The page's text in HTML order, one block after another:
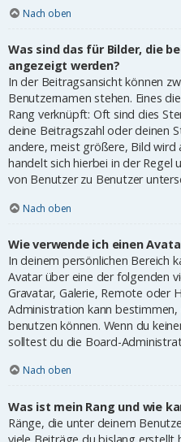
Nach oben
Was sind das für Bilder, die
angezeigt werden?
In der Beitragsansicht können
Benutzernamen stehen. Eines
Rang verknüpft: Oft sind dies
deine Beitragszahl oder deinen
andere, meist größere, Bild wird
handelt sich hierbei in der Regel
von Benutzer zu Benutzer
Nach oben
Wie verwende ich einen
In deinem persönlichen Bereich
Avatar über eine der folgenden
Gravatar, Galerie, Remote oder
Administration kann
benutzen können. Wenn du
solltest du die Board-
Nach oben
Was ist mein Rang und wie
Ränge, die unter deinem
viele Beiträge du bislang erstellt